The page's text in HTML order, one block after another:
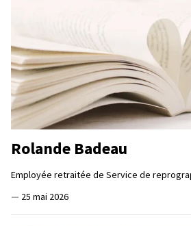
Rolande Badeau
Employée retraitée de Service de
— 25 mai 2026